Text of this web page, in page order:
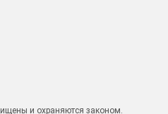
и охраняются законом.